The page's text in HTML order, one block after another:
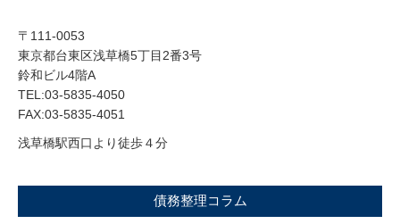
〒111-0053
東京都台東区浅草橋5丁目2番3号
鈴和ビル4階A
TEL:03-5835-4050
FAX:03-5835-4051
浅草橋駅西口より徒歩４分
債務整理コラム